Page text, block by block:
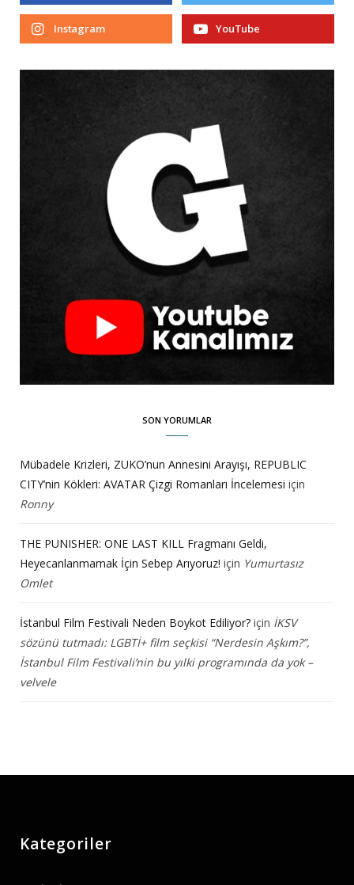
Instagram YouTube
SON YORUMLAR
Mübadele Krizleri, ZUKO’nun Annesini Arayışı, REPUBLIC
CITY’nin Kökleri: AVATAR Çizgi Romanları İncelemesi için
Ronny
THE PUNISHER: ONE LAST KILL Fragmanı Geldi,
Heyecanlanmamak İçin Sebep Arıyoruz! için Yumurtasız
Omlet
İstanbul Film Festivali Neden Boykot Ediliyor? için İKSV
sözünü tutmadı: LGBTİ+ film seçkisi “Nerdesin Aşkım?”,
İstanbul Film Festivali’nin bu yılki programında da yok –
velvele
Kategoriler